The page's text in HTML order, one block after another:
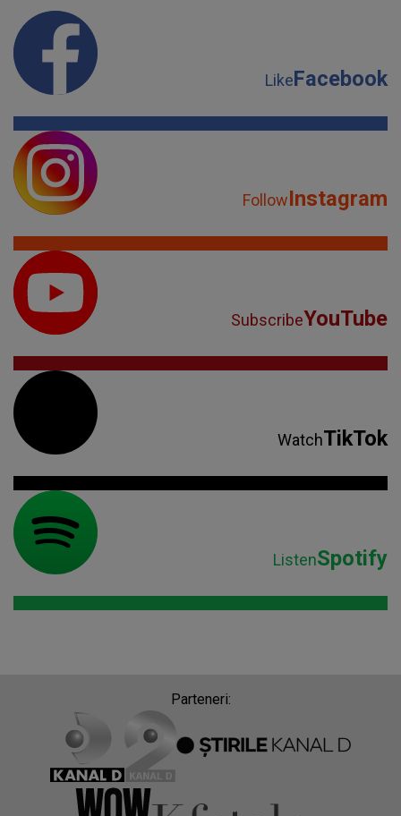
LikeFacebook
FollowInstagram
SubscribeYouTube
WatchTikTok
ListenSpotify
Parteneri: